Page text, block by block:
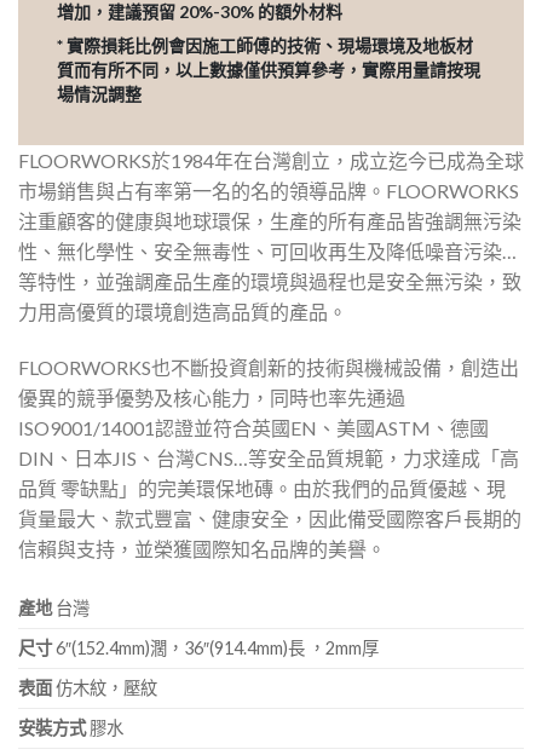
增加，建議預留 20%-30% 的額外材料
* 實際損耗比例會因施工師傅的技術、現場環境及地板材
質而有所不同，以上數據僅供預算參考，實際用量請按現
場情況調整
FLOORWORKS於1984年在台灣創立，成立迄今已成為全球
市場銷售與占有率第一名的名的領導品牌。FLOORWORKS
注重顧客的健康與地球環保，生產的所有產品皆強調無污染
性、無化學性、安全無毒性、可回收再生及降低噪音污染…
等特性，並強調產品生產的環境與過程也是安全無污染，致
力用高優質的環境創造高品質的產品。
FLOORWORKS也不斷投資創新的技術與機械設備，創造出
優異的競爭優勢及核心能力，同時也率先通過
ISO9001/14001認證並符合英國EN、美國ASTM、德國
DIN、日本JIS、台灣CNS…等安全品質規範，力求達成「高
品質 零缺點」的完美環保地磚。由於我們的品質優越、現
貨量最大、款式豐富、健康安全，因此備受國際客戶長期的
信賴與支持，並榮獲國際知名品牌的美譽。
產地台灣
尺寸6″(152.4mm)濶，36″(914.4mm)長 ，2mm厚
表面仿木紋，壓紋
安裝方式膠水